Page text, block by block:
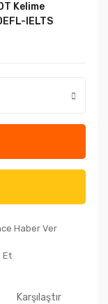
Kelime
IELTS
Haber Ver
Et
Karşılaştır